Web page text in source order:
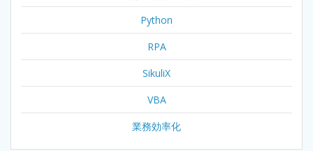
Python
RPA
SikuliX
VBA
業務効率化